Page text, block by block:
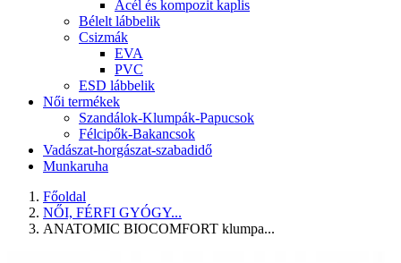
Acél és kompozit kaplis
Bélelt lábbelik
Csizmák
EVA
PVC
ESD lábbelik
Női termékek
Szandálok-Klumpák-Papucsok
Félcipők-Bakancsok
Vadászat-horgászat-szabadidő
Munkaruha
Főoldal
NŐI, FÉRFI GYÓGY...
ANATOMIC BIOCOMFORT klumpa...